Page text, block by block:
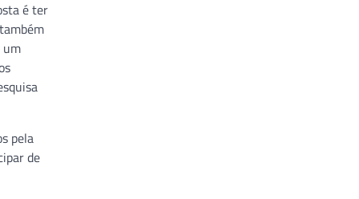
é ter
um
pela
de